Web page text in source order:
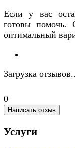
Если у вас
готовы помочь.
оптимальный
Загрузка
0
Написать отзыв
Услуги